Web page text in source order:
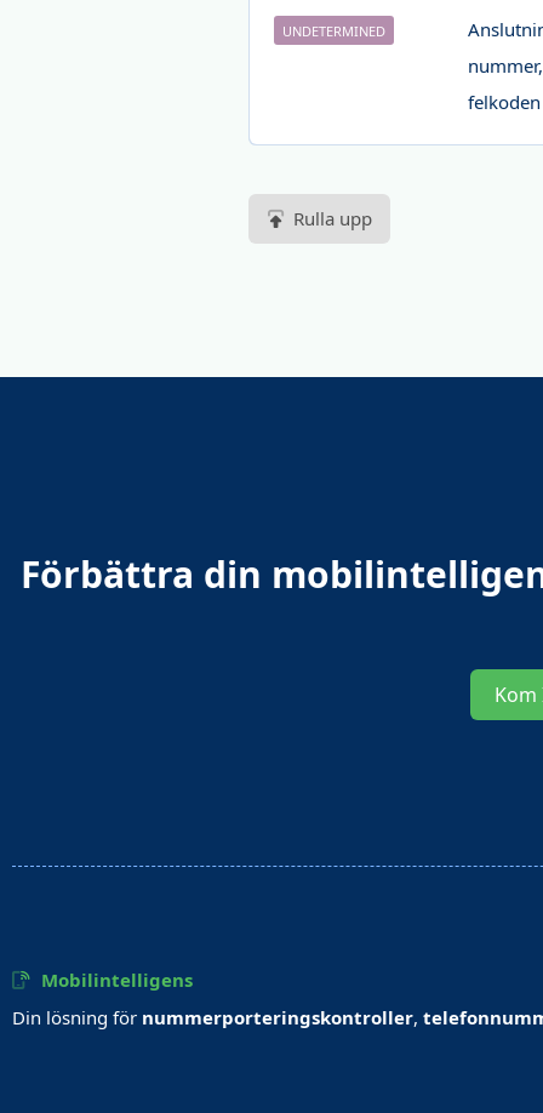
UNDETERMINED
Rulla upp
Förbättra din
Kom
Mobilintelligens
Din lösning för nummerporteringskontroller,